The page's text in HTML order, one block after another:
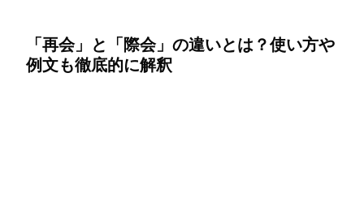
「再会」と「際会」の違いとは？使い方や
例文も徹底的に解釈